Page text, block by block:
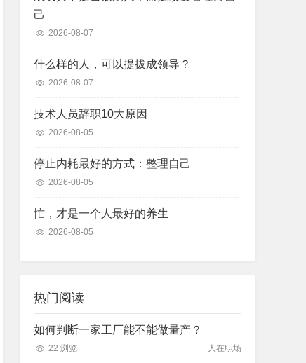
己
2026-08-07
什么样的人，可以提拔成领导？
2026-08-07
技术人员辞职10大原因
2026-08-05
停止内耗最好的方式：整理自己
2026-08-05
忙，才是一个人最好的养生
2026-08-05
热门阅读
如何判断一家工厂能不能做量产？
22 浏览 人在职场